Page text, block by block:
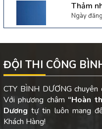
Thảm
Ngày
ĐỘI THI CÔNG
CTY BÌNH DƯƠNG chuyên
Với phương châm “Hoàn
Dươngtự tin luôn mang
Khách Hàng!